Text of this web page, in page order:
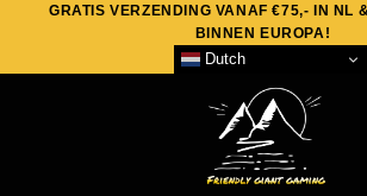
content
GRATIS VERZENDING VANAF €75,- IN NL
BINNEN EUROPA!
Dutch